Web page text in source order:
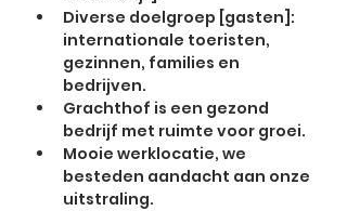
Diverse doelgroep [gasten]:
internationale toeristen,
gezinnen, families en
bedrijven.
Grachthof is een gezond
bedrijf met ruimte voor groei.
Mooie werklocatie, we
besteden aandacht aan onze
uitstraling.